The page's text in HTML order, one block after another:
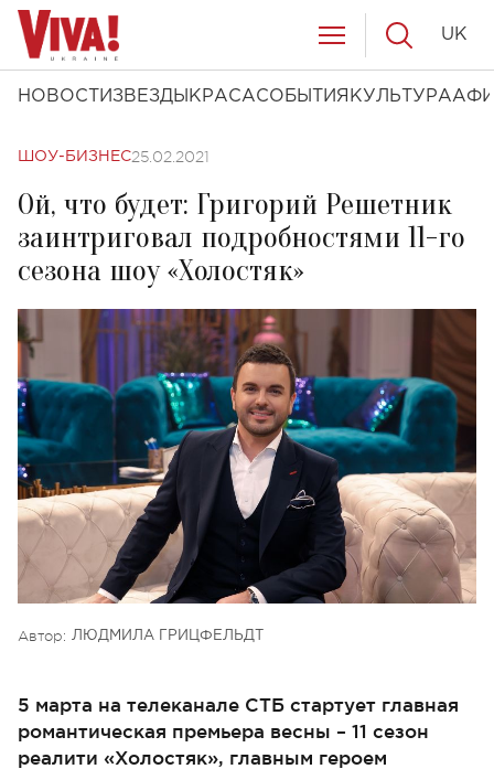
НОВОСТИ ЗВЕЗДЫ КРАСАСОБЫТИЯ КУЛЬТУРА
UK
ШОУ-БИЗНЕС25.02.2021
Ой, что будет: Григорий Решетник
заинтриговал подробностями 11-го
сезона шоу «Холостяк»
Автор: ЛЮДМИЛА ГРИЦФЕЛЬДТ
5 марта на телеканале СТБ стартует главная
романтическая премьера весны – 11 сезон
реалити «Холостяк», главным героем